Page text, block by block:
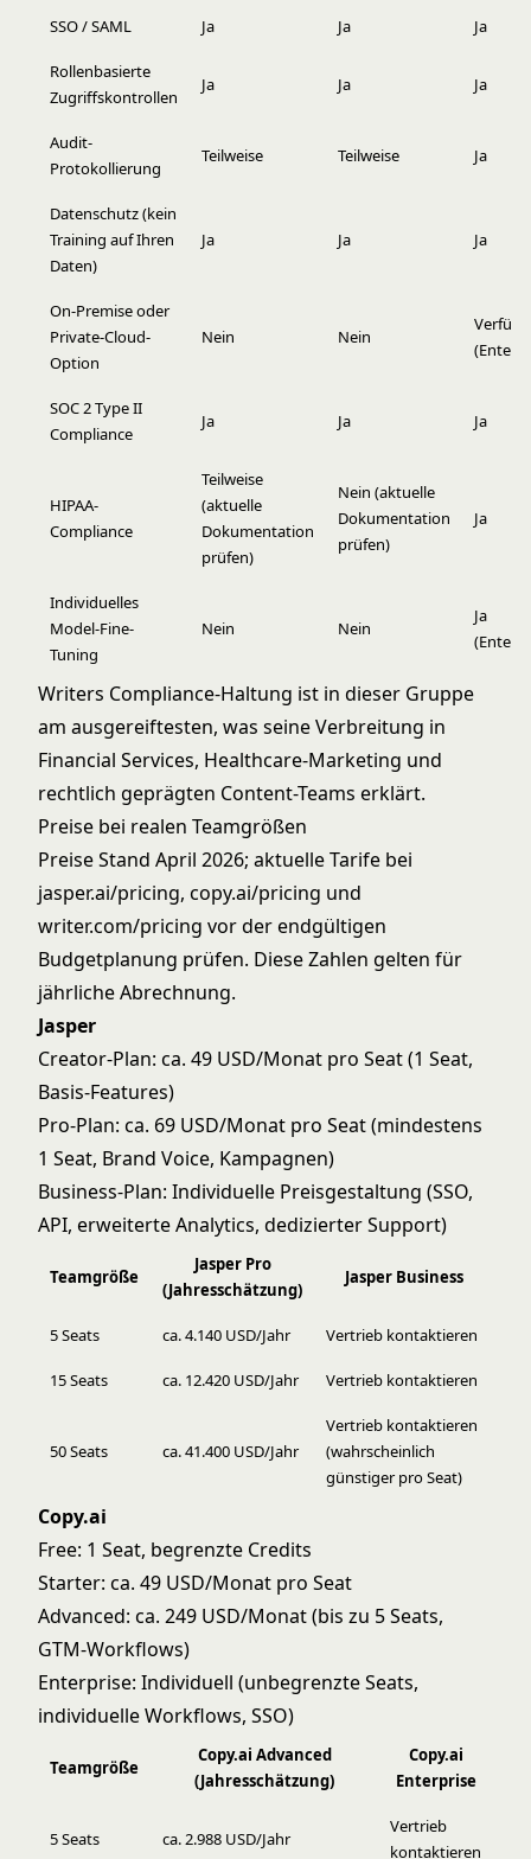
SSO / SAML Ja Ja Ja
Rollenbasierte
Zugriffskontrollen
Ja Ja Ja
Audit-
Protokollierung
Teilweise Teilweise Ja
Datenschutz (kein
Training auf Ihren
Daten)
Ja Ja Ja
On-Premise oder
Private-Cloud-
Option
Nein Nein
SOC 2 Type II
Compliance
Ja Ja Ja
HIPAA-
Compliance
Teilweise
(aktuelle
Dokumentation
prüfen)
Nein (aktuelle
Dokumentation
prüfen)
Ja
Individuelles
Model-Fine-
Tuning
Nein Nein
Ja
Writers Compliance-Haltung ist in dieser Gruppe
am ausgereiftesten, was seine Verbreitung in
Financial Services, Healthcare-Marketing und
rechtlich geprägten Content-Teams erklärt.
Preise bei realen Teamgrößen
Preise Stand April 2026; aktuelle Tarife bei
jasper.ai/pricing, copy.ai/pricing und
writer.com/pricing vor der endgültigen
Budgetplanung prüfen. Diese Zahlen gelten für
jährliche Abrechnung.
Jasper
Creator-Plan: ca. 49 USD/Monat pro Seat (1 Seat,
Basis-Features)
Pro-Plan: ca. 69 USD/Monat pro Seat (mindestens
1 Seat, Brand Voice, Kampagnen)
Business-Plan: Individuelle Preisgestaltung (SSO,
API, erweiterte Analytics, dedizierter Support)
Teamgröße
Jasper Pro
(Jahresschätzung)
Jasper Business
5 Seats ca. 4.140 USD/Jahr Vertrieb kontaktieren
15 Seats ca. 12.420 USD/Jahr Vertrieb kontaktieren
50 Seats ca. 41.400 USD/Jahr
Vertrieb kontaktieren
(wahrscheinlich
günstiger pro Seat)
Copy.ai
Free: 1 Seat, begrenzte Credits
Starter: ca. 49 USD/Monat pro Seat
Advanced: ca. 249 USD/Monat (bis zu 5 Seats,
GTM-Workflows)
Enterprise: Individuell (unbegrenzte Seats,
individuelle Workflows, SSO)
Teamgröße
Copy.ai Advanced
(Jahresschätzung)
Copy.ai
Enterprise
5 Seats ca. 2.988 USD/Jahr
Vertrieb
kontaktieren